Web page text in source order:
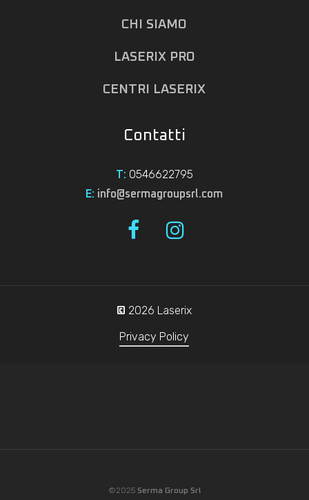
CHI SIAMO
LASERIX PRO
CENTRI LASERIX
Contatti
T: 0546622795
E: info@sermagroupsrl.com
© 2026 Laserix
Privacy Policy
©2025 Serma Group Srl